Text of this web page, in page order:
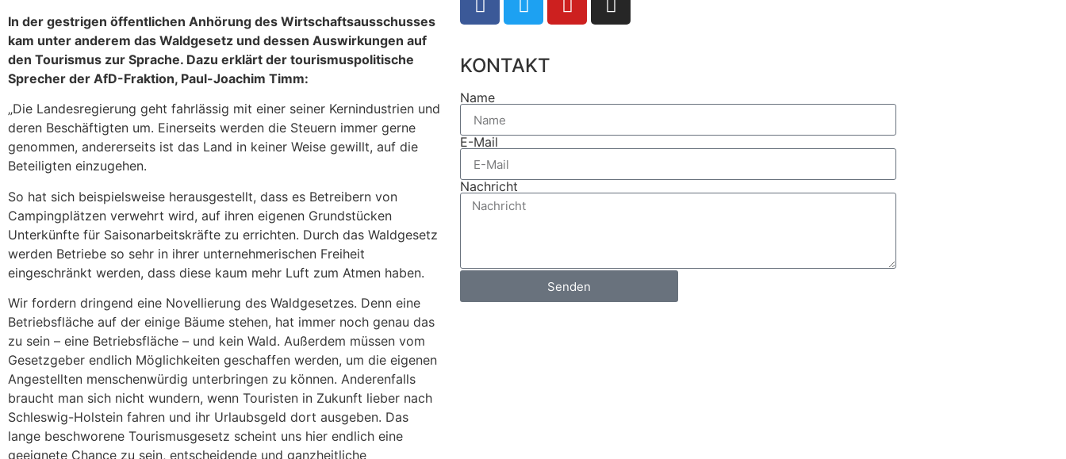
In der gestrigen öffentlichen Anhörung des Wirtschaftsausschusses
kam unter anderem das Waldgesetz und dessen Auswirkungen auf
den Tourismus zur Sprache. Dazu erklärt der tourismuspolitische
Sprecher der AfD-Fraktion, Paul-Joachim Timm:
„Die Landesregierung geht fahrlässig mit einer seiner Kernindustrien und
deren Beschäftigten um. Einerseits werden die Steuern immer gerne
genommen, andererseits ist das Land in keiner Weise gewillt, auf die
Beteiligten einzugehen.
So hat sich beispielsweise herausgestellt, dass es Betreibern von
Campingplätzen verwehrt wird, auf ihren eigenen Grundstücken
Unterkünfte für Saisonarbeitskräfte zu errichten. Durch das Waldgesetz
werden Betriebe so sehr in ihrer unternehmerischen Freiheit
eingeschränkt werden, dass diese kaum mehr Luft zum Atmen haben.
Wir fordern dringend eine Novellierung des Waldgesetzes. Denn eine
Betriebsfläche auf der einige Bäume stehen, hat immer noch genau das
zu sein – eine Betriebsfläche – und kein Wald. Außerdem müssen vom
Gesetzgeber endlich Möglichkeiten geschaffen werden, um die eigenen
Angestellten menschenwürdig unterbringen zu können. Anderenfalls
braucht man sich nicht wundern, wenn Touristen in Zukunft lieber nach
Schleswig-Holstein fahren und ihr Urlaubsgeld dort ausgeben. Das
lange beschworene Tourismusgesetz scheint uns hier endlich eine
geeignete Chance zu sein, entscheidende und ganzheitliche
KONTAKT
Name
E-Mail
Nachricht
Senden